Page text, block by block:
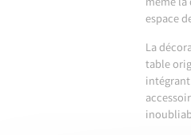
espace
La
table